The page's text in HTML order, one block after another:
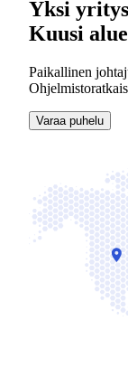
Yksi
Kuusi
Paikallinen
Varaa puhelu